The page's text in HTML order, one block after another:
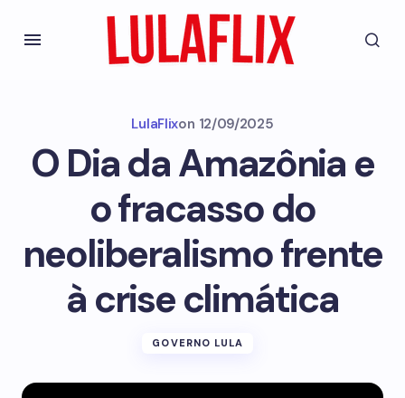
LulaFlixon 12/09/2025
O Dia da Amazônia e
o fracasso do
neoliberalismo frente
à crise climática
GOVERNO LULA